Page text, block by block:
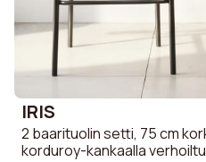
IRIS
2 baarituolin setti, 75 cm
korduroy-kankaalla